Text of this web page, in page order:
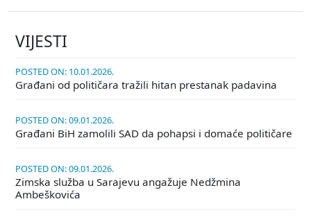
VIJESTI
POSTED ON: 10.01.2026.
Građani od političara tražili hitan prestanak padavina
POSTED ON: 09.01.2026.
Građani BiH zamolili SAD da pohapsi i domaće političare
POSTED ON: 09.01.2026.
Zimska služba u Sarajevu angažuje Nedžmina
Ambeškovića